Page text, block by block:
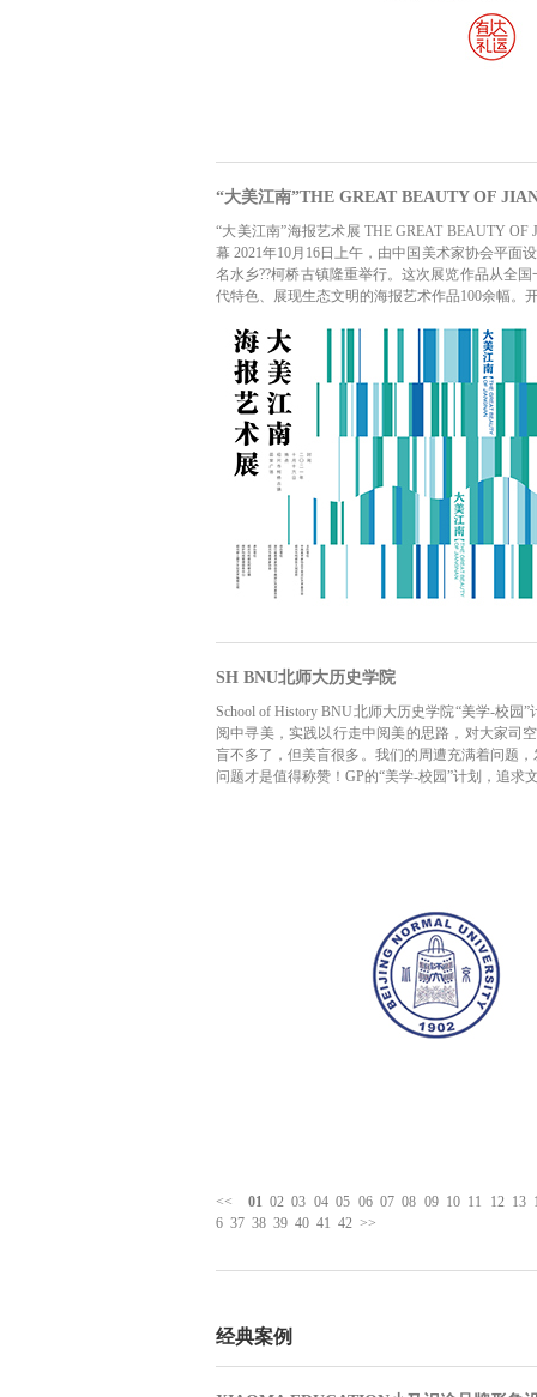
“大美江南”THE GREAT BEAUTY OF
“大美江南”海报艺术展 THE GREAT BEAUTY
幕 2021年10月16日上午，由中国美术家协会平面
名水乡??柯桥古镇隆重举行。这次展览作品从全
代特色、展现生态文明的海报艺术作品100余幅。
SH BNU北师大历史学院
School of History BNU北师大历史学院“美学-校
阅中寻美，实践以行走中阅美的思路，对大家
盲不多了，但美盲很多。我们的周遭充满着问题
问题才是值得称赞！GP的“美学-校园”计划，追
<< 01 02 03 04 05 06 07 08 09 10 11 12 13
6 37 38 39 40 41 42 >>
经典案例